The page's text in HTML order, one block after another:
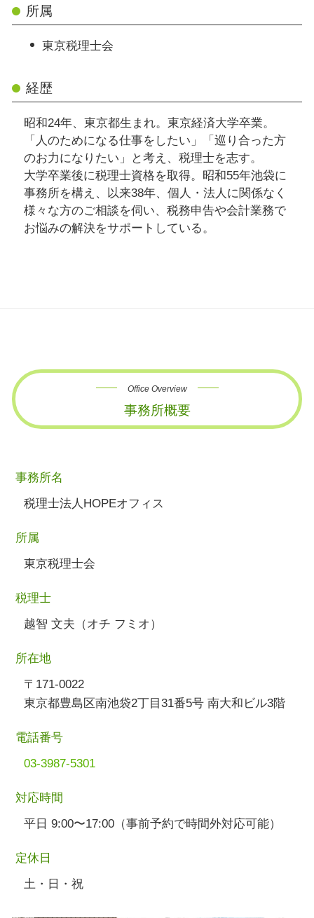
所属
東京税理士会
経歴
昭和24年、東京都生まれ。東京経済大学卒業。
「人のためになる仕事をしたい」「巡り合った方
のお力になりたい」と考え、税理士を志す。
大学卒業後に税理士資格を取得。昭和55年池袋に
事務所を構え、以来38年、個人・法人に関係なく
様々な方のご相談を伺い、税務申告や会計業務で
お悩みの解決をサポートしている。
Office Overview
事務所概要
事務所名
税理士法人HOPEオフィス
所属
東京税理士会
税理士
越智 文夫（オチ フミオ）
所在地
〒171-0022
東京都豊島区南池袋2丁目31番5号 南大和ビル3階
電話番号
03-3987-5301
対応時間
平日 9:00〜17:00（事前予約で時間外対応可能）
定休日
土・日・祝